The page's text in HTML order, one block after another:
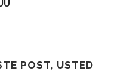
POST, USTED